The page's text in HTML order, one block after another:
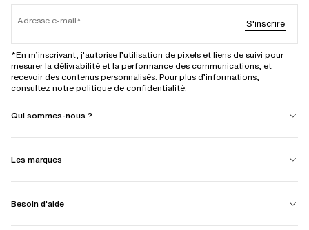
Adresse e-mail S'inscrire
*En m’inscrivant, j’autorise l’utilisation de pixels et liens de suivi pour
mesurer la délivrabilité et la performance des communications, et
recevoir des contenus personnalisés. Pour plus d’informations,
consultez notre politique de confidentialité.
Qui sommes-nous ?
Les marques
Besoin d'aide